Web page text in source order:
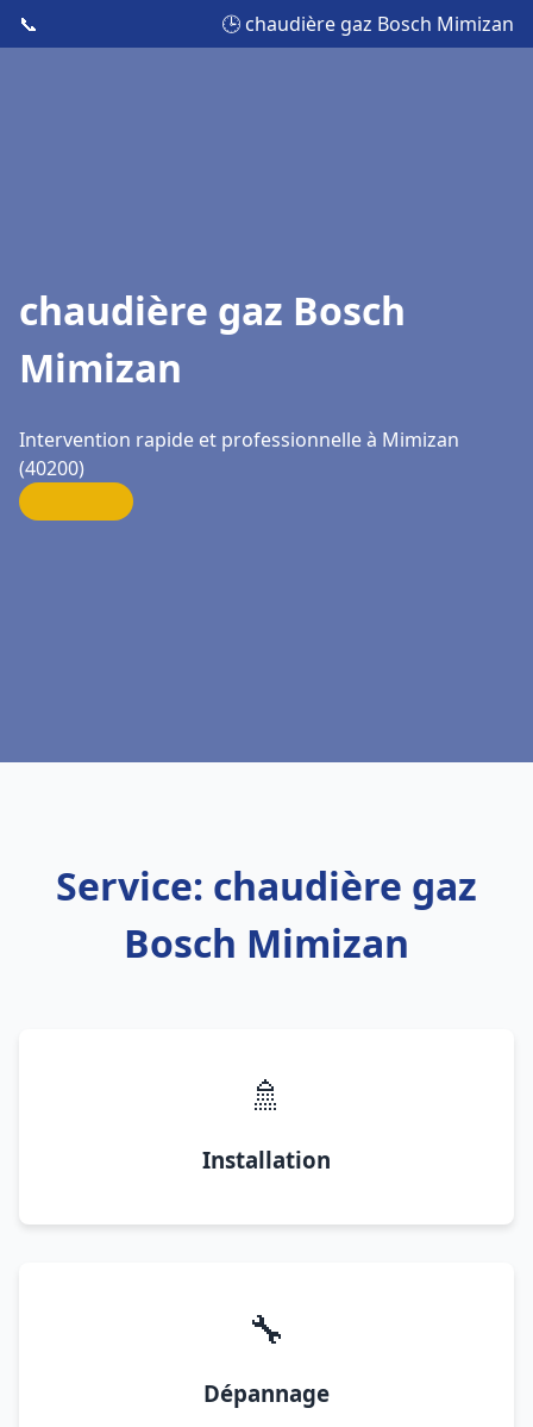
📞 🕒 chaudière gaz Bosch Mimizan
chaudière gaz Bosch
Mimizan
Intervention rapide et professionnelle à Mimizan
(40200)
Service: chaudière gaz
Bosch Mimizan
🚿
Installation
🔧
Dépannage